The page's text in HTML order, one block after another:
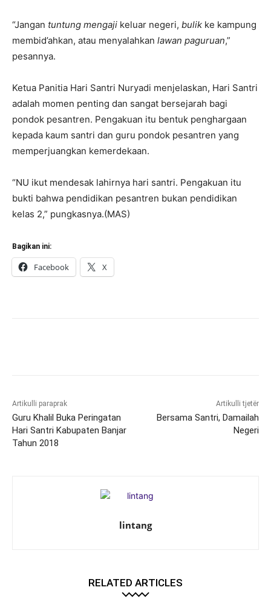
“Jangan tuntung mengaji keluar negeri, bulik ke kampung
membid’ahkan, atau menyalahkan lawan paguruan,”
pesannya.
Ketua Panitia Hari Santri Nuryadi menjelaskan, Hari Santri
adalah momen penting dan sangat bersejarah bagi
pondok pesantren. Pengakuan itu bentuk penghargaan
kepada kaum santri dan guru pondok pesantren yang
memperjuangkan kemerdekaan.
“NU ikut mendesak lahirnya hari santri. Pengakuan itu
bukti bahwa pendidikan pesantren bukan pendidikan
kelas 2,” pungkasnya.(MAS)
Bagikan ini:
Facebook X
Artikulli paraprak
Guru Khalil Buka Peringatan
Hari Santri Kabupaten Banjar
Tahun 2018
Artikulli tjetër
Bersama Santri, Damailah
Negeri
lintang
RELATED ARTICLES